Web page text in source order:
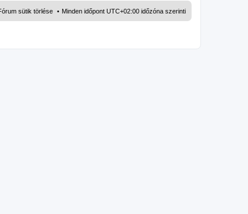
Minden időpont UTC+02:00 időzóna szerinti
sütik törlése